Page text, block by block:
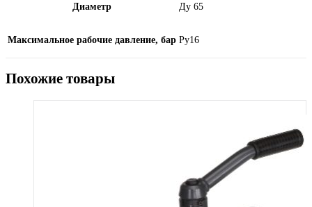
Диаметр Ду 65
Максимальное рабочие давление, бар Ру16
Похожие товары